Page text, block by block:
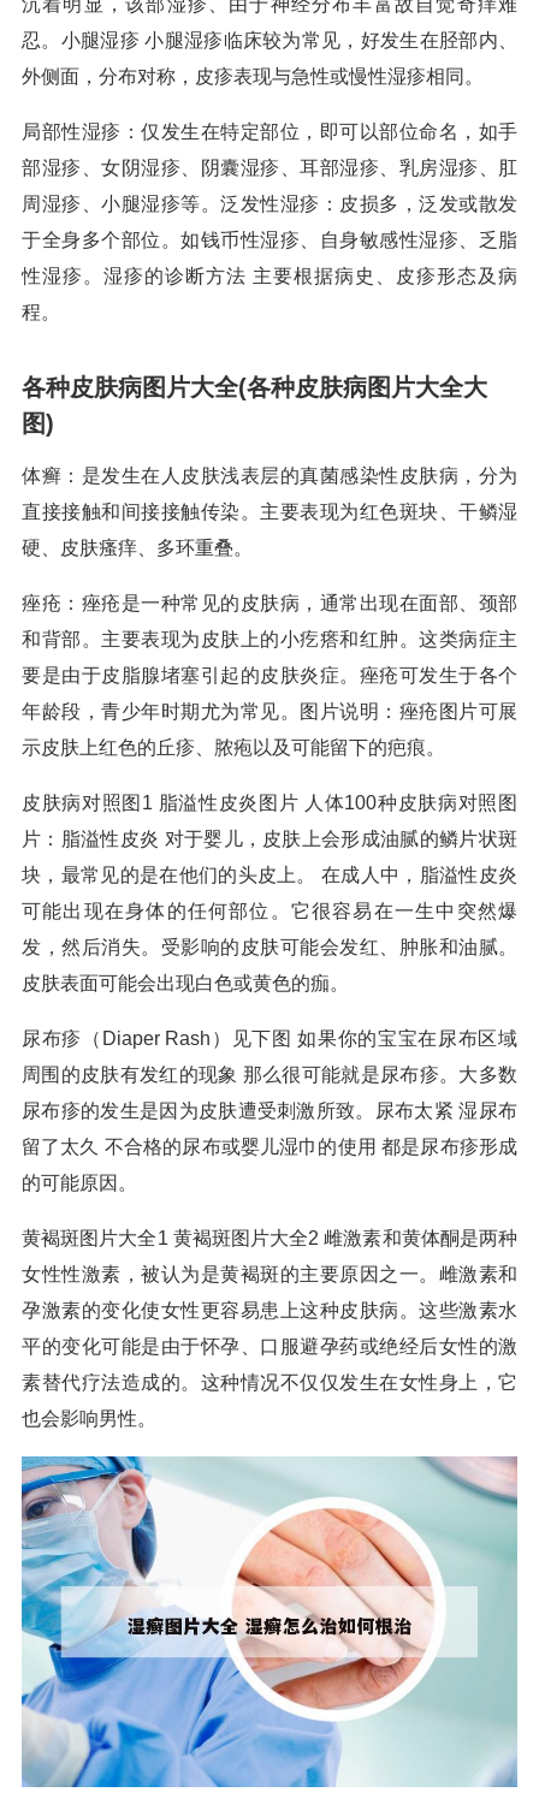
沉着明显，该部湿疹、由于神经分布丰富故自觉奇痒难
忍。小腿湿疹 小腿湿疹临床较为常见，好发生在胫部内、
外侧面，分布对称，皮疹表现与急性或慢性湿疹相同。
局部性湿疹：仅发生在特定部位，即可以部位命名，如手
部湿疹、女阴湿疹、阴囊湿疹、耳部湿疹、乳房湿疹、肛
周湿疹、小腿湿疹等。泛发性湿疹：皮损多，泛发或散发
于全身多个部位。如钱币性湿疹、自身敏感性湿疹、乏脂
性湿疹。湿疹的诊断方法 主要根据病史、皮疹形态及病
程。
各种皮肤病图片大全(各种皮肤病图片大全大
图)
体癣：是发生在人皮肤浅表层的真菌感染性皮肤病，分为
直接接触和间接接触传染。主要表现为红色斑块、干鳞湿
硬、皮肤瘙痒、多环重叠。
痤疮：痤疮是一种常见的皮肤病，通常出现在面部、颈部
和背部。主要表现为皮肤上的小疙瘩和红肿。这类病症主
要是由于皮脂腺堵塞引起的皮肤炎症。痤疮可发生于各个
年龄段，青少年时期尤为常见。图片说明：痤疮图片可展
示皮肤上红色的丘疹、脓疱以及可能留下的疤痕。
皮肤病对照图1 脂溢性皮炎图片 人体100种皮肤病对照图
片：脂溢性皮炎 对于婴儿，皮肤上会形成油腻的鳞片状斑
块，最常见的是在他们的头皮上。 在成人中，脂溢性皮炎
可能出现在身体的任何部位。它很容易在一生中突然爆
发，然后消失。受影响的皮肤可能会发红、肿胀和油腻。
皮肤表面可能会出现白色或黄色的痂。
尿布疹（Diaper Rash）见下图 如果你的宝宝在尿布区域
周围的皮肤有发红的现象 那么很可能就是尿布疹。大多数
尿布疹的发生是因为皮肤遭受刺激所致。尿布太紧 湿尿布
留了太久 不合格的尿布或婴儿湿巾的使用 都是尿布疹形成
的可能原因。
黄褐斑图片大全1 黄褐斑图片大全2 雌激素和黄体酮是两种
女性性激素，被认为是黄褐斑的主要原因之一。雌激素和
孕激素的变化使女性更容易患上这种皮肤病。这些激素水
平的变化可能是由于怀孕、口服避孕药或绝经后女性的激
素替代疗法造成的。这种情况不仅仅发生在女性身上，它
也会影响男性。